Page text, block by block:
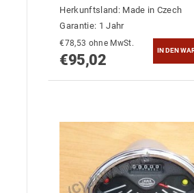
Herkunftsland: Made in Czech
Garantie: 1 Jahr
€78,53 ohne MwSt.
€95,02